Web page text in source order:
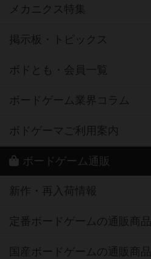
メカニクス特集
掲示板・トピックス
ボドとも・会員一覧
ボードゲーム業界コラム
ボドゲーマご利用案内
ボードゲーム通販
新作・再入荷情報
定番ボードゲームの通販商品
国産ボードゲームの通販商品